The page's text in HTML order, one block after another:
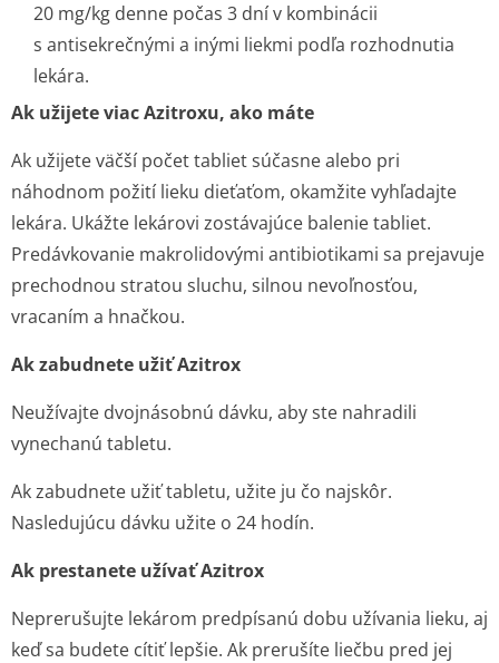
20 mg/kg denne počas 3 dní v kombinácii
s antisekrečnými a inými liekmi podľa rozhodnutia
lekára.
Ak užijete viac Azitroxu, ako máte
Ak užijete väčší počet tabliet súčasne alebo pri
náhodnom požití lieku dieťaťom, okamžite vyhľadajte
lekára. Ukážte lekárovi zostávajúce balenie tabliet.
Predávkovanie makrolidovými antibiotikami sa prejavuje
prechodnou stratou sluchu, silnou nevoľnosťou,
vracaním a hnačkou.
Ak zabudnete užiť Azitrox
Neužívajte dvojnásobnú dávku, aby ste nahradili
vynechanú tabletu.
Ak zabudnete užiť tabletu, užite ju čo najskôr.
Nasledujúcu dávku užite o 24 hodín.
Ak prestanete užívať Azitrox
Neprerušujte lekárom predpísanú dobu užívania lieku, aj
keď sa budete cítiť lepšie. Ak prerušíte liečbu pred jej